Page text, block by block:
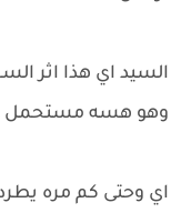
السيد اي هذا اثر
وهو هسه مستحمل
اي وحتى كم مره